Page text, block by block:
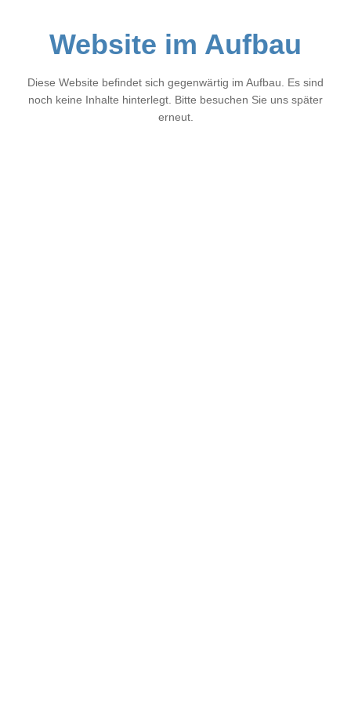
Website im Aufbau
Diese Website befindet sich gegenwärtig im Aufbau. Es sind
noch keine Inhalte hinterlegt. Bitte besuchen Sie uns später
erneut.